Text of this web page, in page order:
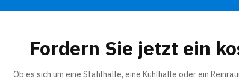
Fordern Sie jetzt ein
Ob es sich um eine Stahlhalle, eine Kühlhalle oder ein